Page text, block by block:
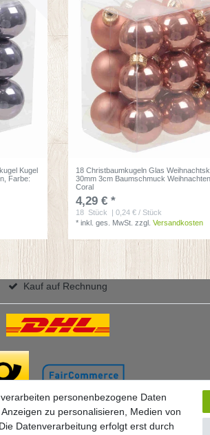
Kugel
, Farbe:
18 Christbaumkugeln Glas
30mm 3cm Baumschmuck Weihnachten
Coral
4,29 € *
18 Stück
| 0,24 € / Stück
*inkl. ges. MwSt. zzgl.Versandkosten
Kauf auf Rechnung
personenbezogene Daten
zu personalisieren, Medien von
Datenverarbeitung erfolgt erst durch